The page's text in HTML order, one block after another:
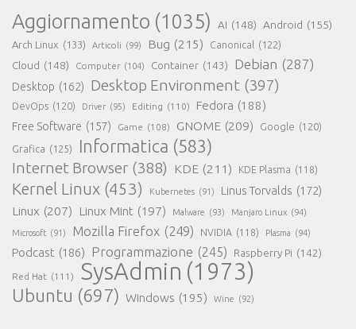
Aggiornamento (1035) AI (148) Android (155)
Arch Linux (133) Articoli (99) Bug (215) Canonical (122)
Cloud (148) Computer (104) Container (143) Debian (287)
Desktop (162) Desktop Environment (397)
DevOps (120) Driver (95) Editing (110) Fedora (188)
Free Software (157) Game (108) GNOME (209) Google (120)
Grafica (125) Informatica (583)
Internet Browser (388) KDE (211) KDE Plasma (118)
Kernel Linux (453) Kubernetes (91) Linus Torvalds (172)
Linux (207) Linux Mint (197) Malware (93) Manjaro Linux (94)
Microsoft (91) Mozilla Firefox (249) NVIDIA (118) Plasma (94)
Podcast (186) Programmazione (245) Raspberry Pi (142)
Red Hat (111) SysAdmin (1973)
Ubuntu (697) Windows (195) Wine (92)